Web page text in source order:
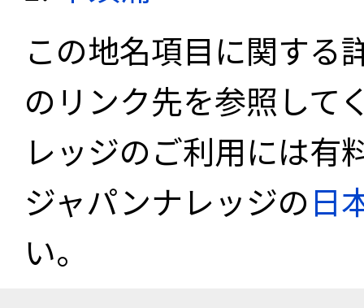
この地名項目に関する
のリンク先を参照して
レッジのご利用には有
ジャパンナレッジの日
い。